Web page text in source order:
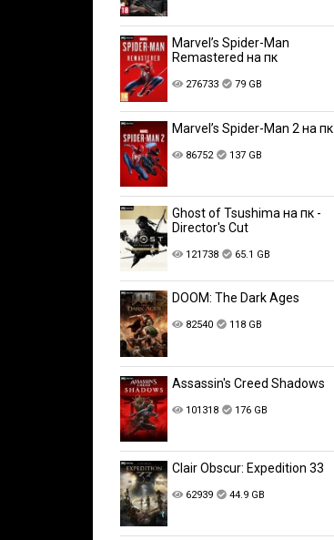
Marvel’s Spider-Man
Remastered на пк
276733 79 GB
Marvel’s Spider-Man 2 на пк
86752 137 GB
Ghost of Tsushima на пк -
Director's Cut
121738 65.1 GB
DOOM: The Dark Ages
82540 118 GB
Assassin's Creed Shadows
101318 176 GB
Clair Obscur: Expedition 33
62939 44.9 GB